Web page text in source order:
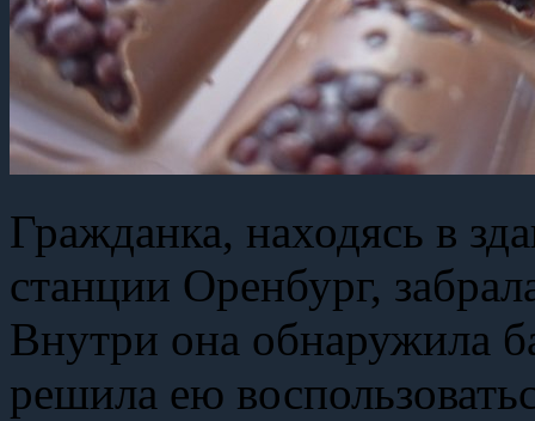
Гражданка, находясь в
станции Оренбург,
Внутри она обнаружила
решила ею